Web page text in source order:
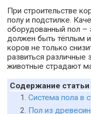
При строительстве
полу и подстилке.
оборудованный пол –
должен быть тёплым
коров не только
развиться различные
животные страдают
Содержание статьи
Система пола в
Пол из